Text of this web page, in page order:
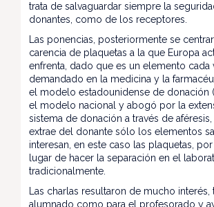
trata de salvaguardar siempre la
donantes, como de los receptores.
Las ponencias, posteriormente se
carencia de plaquetas a la que Europa
enfrenta, dado que es un elemento cada
demandado en la medicina y la
el modelo estadounidense de donación
el modelo nacional y abogó por la
sistema de donación a través de
extrae del donante sólo los elementos
interesan, en este caso las plaquetas,
lugar de hacer la separación en el
tradicionalmente.
Las charlas resultaron de mucho interés,
alumnado como para el profesorado y